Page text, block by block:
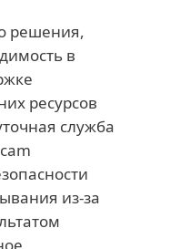
решения,
в
ресурсов
служба
из-за